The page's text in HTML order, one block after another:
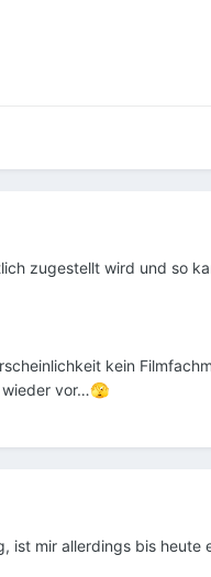
zugestellt wird und so
kein
vor…🫣
ist mir allerdings bis heute